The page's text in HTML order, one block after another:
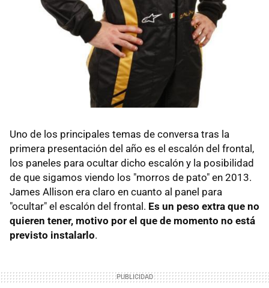
Uno de los principales temas de conversa tras la
primera presentación del año es el escalón del frontal,
los paneles para ocultar dicho escalón y la posibilidad
de que sigamos viendo los "morros de pato" en 2013.
James Allison era claro en cuanto al panel para
"ocultar" el escalón del frontal. Es un peso extra que no
quieren tener, motivo por el que de momento no está
previsto instalarlo.